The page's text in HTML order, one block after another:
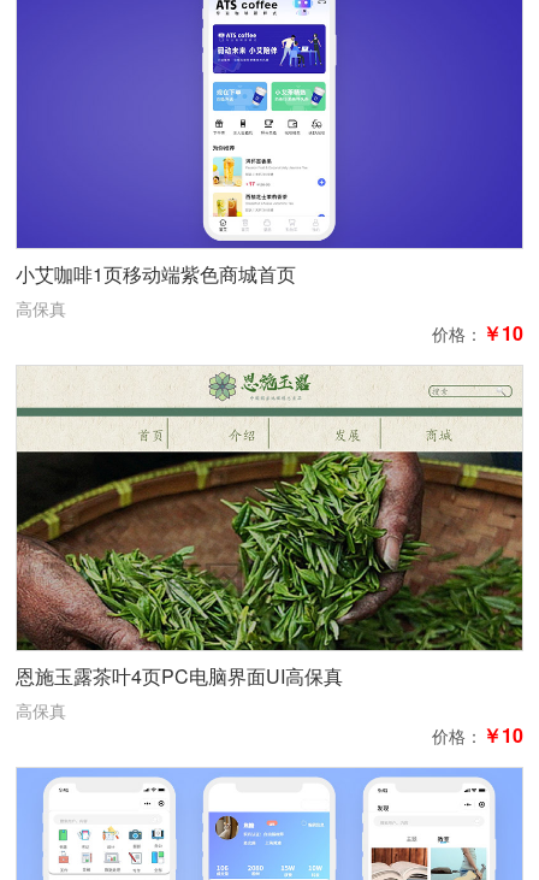
小艾咖啡1页移动端紫色商城首页
高保真
价格： ￥10
恩施玉露茶叶4页PC电脑界面UI高保真
高保真
价格： ￥10